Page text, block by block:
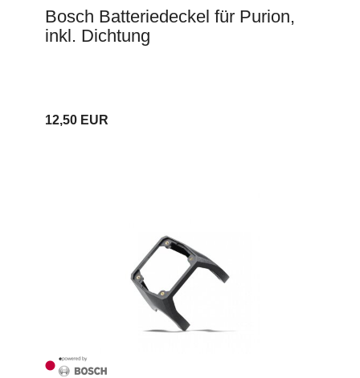
Bosch Batteriedeckel für Purion,
inkl. Dichtung
12,50 EUR